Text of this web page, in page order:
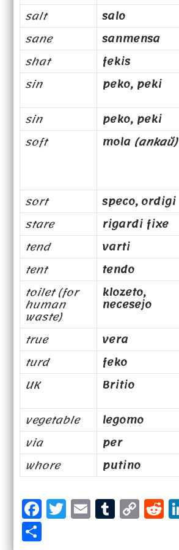
salt
salo
sane
sanmensa
shat
fekis
sin
peko, peki
sin
peko, peki
soft
mola (ankaŭ)
sort
speco, ordigi
stare
rigardi fixe
tend
varti
tent
tendo
toilet (for
human
waste)
klozeto,
necesejo
true vera
turd
feko
UK
Britio
vegetable
legomo
via
per
whore
putino
F
a T
w E
mT
u C
o R
e
S